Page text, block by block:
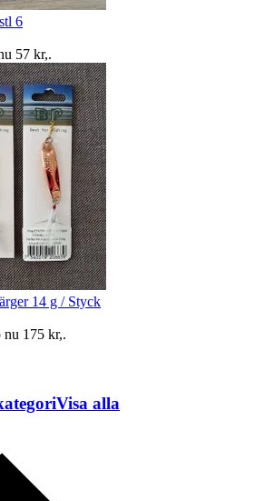
6
57 kr,.
14 g / Styck
nu 175 kr,.
Visa alla